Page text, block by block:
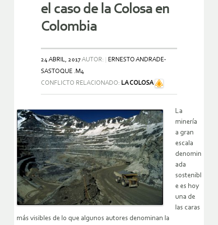
el caso de la Colosa en
Colombia
24 ABRIL, 2017AUTOR:
ERNESTO ANDRADE-
SASTOQUE .M4
CONFLICTO RELACIONADO: LA COLOSA
La
minería
a gran
escala
denomin
ada
sostenibl
e es hoy
una de
las caras
más visibles de lo que algunos autores denominan la